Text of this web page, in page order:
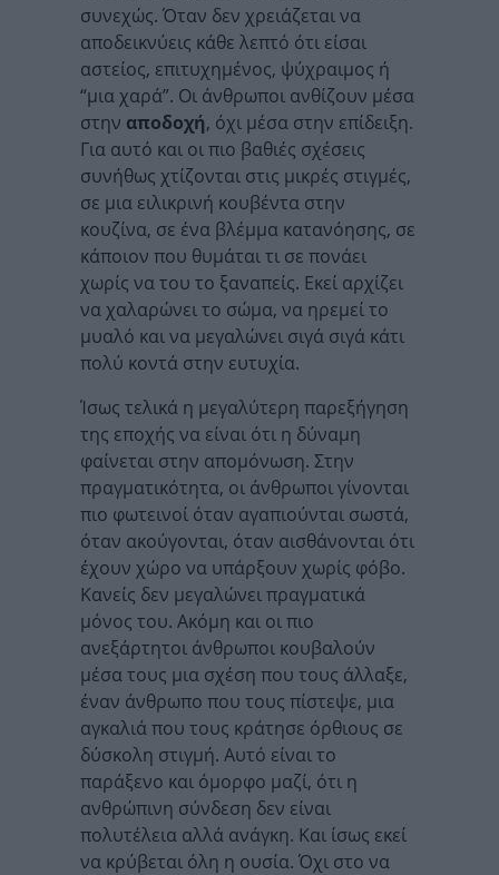
συνεχώς. Όταν δεν χρειάζεται να
αποδεικνύεις κάθε λεπτό ότι είσαι
αστείος, επιτυχημένος, ψύχραιμος ή
“μια χαρά”. Οι άνθρωποι ανθίζουν μέσα
στην αποδοχή, όχι μέσα στην επίδειξη.
Για αυτό και οι πιο βαθιές σχέσεις
συνήθως χτίζονται στις μικρές στιγμές,
σε μια ειλικρινή κουβέντα στην
κουζίνα, σε ένα βλέμμα κατανόησης, σε
κάποιον που θυμάται τι σε πονάει
χωρίς να του το ξαναπείς. Εκεί αρχίζει
να χαλαρώνει το σώμα, να ηρεμεί το
μυαλό και να μεγαλώνει σιγά σιγά κάτι
πολύ κοντά στην ευτυχία.
Ίσως τελικά η μεγαλύτερη παρεξήγηση
της εποχής να είναι ότι η δύναμη
φαίνεται στην απομόνωση. Στην
πραγματικότητα, οι άνθρωποι γίνονται
πιο φωτεινοί όταν αγαπιούνται σωστά,
όταν ακούγονται, όταν αισθάνονται ότι
έχουν χώρο να υπάρξουν χωρίς φόβο.
Κανείς δεν μεγαλώνει πραγματικά
μόνος του. Ακόμη και οι πιο
ανεξάρτητοι άνθρωποι κουβαλούν
μέσα τους μια σχέση που τους άλλαξε,
έναν άνθρωπο που τους πίστεψε, μια
αγκαλιά που τους κράτησε όρθιους σε
δύσκολη στιγμή. Αυτό είναι το
παράξενο και όμορφο μαζί, ότι η
ανθρώπινη σύνδεση δεν είναι
πολυτέλεια αλλά ανάγκη. Και ίσως εκεί
να κρύβεται όλη η ουσία. Όχι στο να